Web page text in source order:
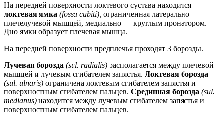
На передней поверхности локтевого сустава находится
локтевая ямка (fossa cubiti), ограниченная латерально
плечелучевой мышцей, медиально — круглым пронатором.
Дно ямки образует плечевая мышца.
На передней поверхности предплечья проходят 3 борозды.
Лучевая борозда (sul. radialis) располагается между плечевой
мышцей и лучевым сгибателем запястья. Локтевая борозда
(sul. ulnaris) ограничена локтевым сгибателем запястья и
поверхностным сгибателем пальцев. Срединная борозда (sul.
medianus) находится между лучевым сгибателем запястья и
поверхностным сгибателем пальцев.